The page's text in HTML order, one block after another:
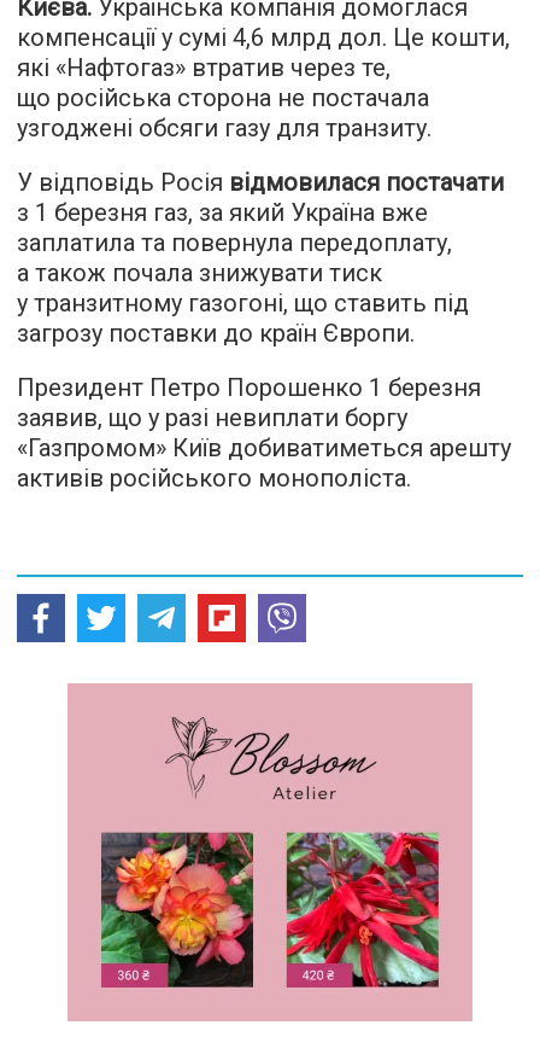
Києва. Українська компанія домоглася
компенсації у сумі 4,6 млрд дол. Це кошти,
які «Нафтогаз» втратив через те,
що російська сторона не постачала
узгоджені обсяги газу для транзиту.
У відповідь Росія відмовилася постачати
з 1 березня газ, за який Україна вже
заплатила та повернула передоплату,
а також почала знижувати тиск
у транзитному газогоні, що ставить під
загрозу поставки до країн Європи.
Президент Петро Порошенко 1 березня
заявив, що у разі невиплати боргу
«Газпромом» Київ добиватиметься арешту
активів російського монополіста.